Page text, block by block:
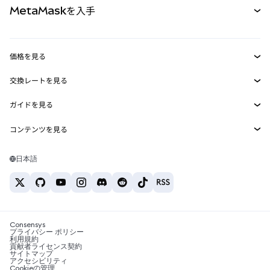
RWA
MetaMask Connect
Snaps
Web3サービス
MetaMaskを入手
セキュリティ
サポート
キャリア
お問い合わせ
価格を見る
イーサリアムの価格
Solanaの価格
Tetherの価格
交換レートを見る
ETH→USD
USDT→INR
BTC→INR
ETH→USDT
ガイドを見る
ETHの購入
USDTの購入
SHIBの購入
BNBの購入
コンテンツを見る
Solanaウォレット
税制関連ニュース
暗号資産の購入方法は？
ビットコインを売るには？
日本語
Consensys
プライバシー ポリシー
利用規約
貢献者ライセンス契約
サイトマップ
アクセシビリティ
Cookieの管理